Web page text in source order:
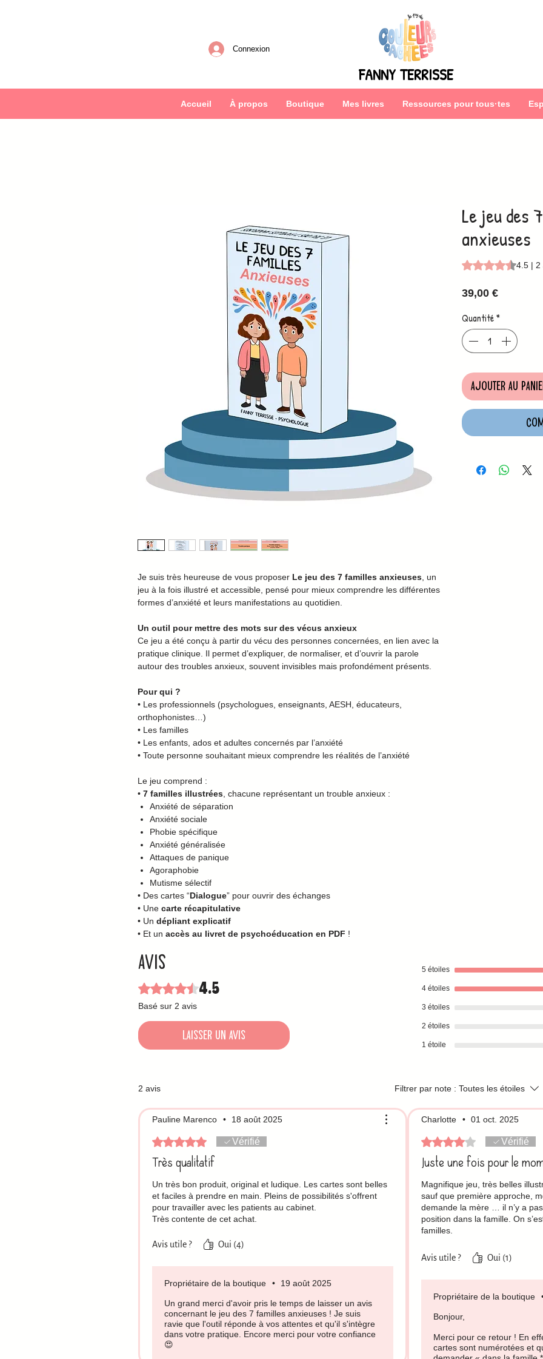
Connexion
FANNY TERRISSE
Accueil À propos Boutique Mes livres Ressources pour tous·tes
Je suis très heureuse de vous proposer Le jeu des 7 familles anxieuses , un
jeu à la fois illustré et accessible, pensé pour mieux comprendre les différentes
formes d’anxiété et leurs manifestations au quotidien.
Un outil pour mettre des mots sur des vécus anxieux
Ce jeu a été conçu à partir du vécu des personnes concernées, en lien avec la
pratique clinique. Il permet d’expliquer, de normaliser, et d’ouvrir la parole
autour des troubles anxieux, souvent invisibles mais profondément présents.
Pour qui ?
• Les professionnels (psychologues, enseignants, AESH, éducateurs,
orthophonistes…)
• Les familles
• Les enfants, ados et adultes concernés par l’anxiété
• Toute personne souhaitant mieux comprendre les réalités de l’anxiété
Le jeu comprend :
• 7 familles illustrées , chacune représentant un trouble anxieux :
Anxiété de séparation
Anxiété sociale
Phobie spécifique
Anxiété généralisée
Attaques de panique
Agoraphobie
Mutisme sélectif
• Des cartes “Dialogue” pour ouvrir des échanges
• Une carte récapitulative
• Un dépliant explicatif
• Et un accès au livret de psychoéducation en PDF !
Le jeu des
anxieuses
La note est de 4.5
4.5 | 2
39,00 €Prix
Quantité*
Ajouter au
Avis
Noté 4,5 sur 5.4.5
Basé sur 2 avis
Laisser un avis
5 étoiles
4 étoiles
3 étoiles
2 étoiles
1 étoile
2 avis Filtrer par note : Toutes les étoiles
Pauline Marenco • 18 août 2025
Noté 5 sur 5. Vérifié
Très qualitatif
Un très bon produit, original et ludique. Les cartes sont belles
et faciles à prendre en main. Pleins de possibilités s'offrent
pour travailler avec les patients au cabinet.
Très contente de cet achat.
Avis utile ? Oui (4)
Propriétaire de la boutique • 19 août 2025
Un grand merci d'avoir pris le temps de laisser un avis
concernant le jeu des 7 familles anxieuses ! Je suis
ravie que l'outil réponde à vos attentes et qu'il s'intègre
dans votre pratique. Encore merci pour votre confiance
😍
Charlotte • 01 oct. 2025
Noté 4 sur 5. Vérifié
Juste une fois pour le
Magnifique jeu, très belles
sauf que première approche,
demande la mère … il n’y a
position dans la famille. On
familles.
Avis utile ?
Oui (1)
Propriétaire de la boutique
Bonjour,
Merci pour ce retour ! En
cartes sont numérotées et